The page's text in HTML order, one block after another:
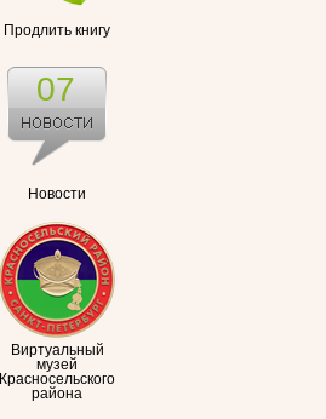
Продлить книгу
Новости
07
Виртуальный
музей
Красносельского
района